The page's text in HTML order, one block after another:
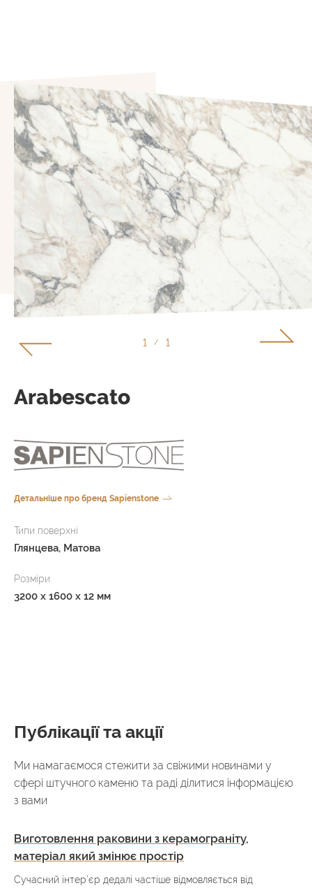
1 / 1
Arabescato
Детальніше про бренд Sapienstone
Типи поверхні
Глянцева, Матова
Розміри
3200 x 1600 x 12 мм
Публікації та акції
Ми намагаємося стежити за свіжими новинами у
сфері штучного каменю та раді ділитися інформацією
з вами
Виготовлення раковини з керамограніту,
матеріал який змінює простір
Сучасний інтер’єр дедалі частіше відмовляється від